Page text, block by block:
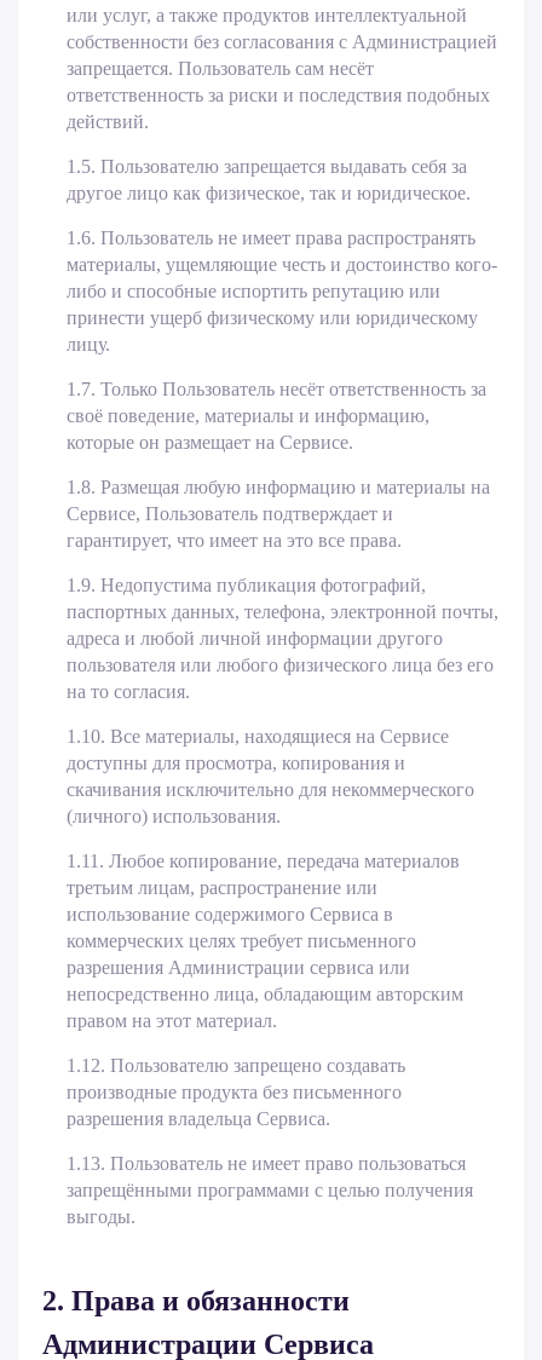
или услуг, а также продуктов интеллектуальной
собственности без согласования с Администрацией
запрещается. Пользователь сам несёт
ответственность за риски и последствия подобных
действий.
1.5. Пользователю запрещается выдавать себя за
другое лицо как физическое, так и юридическое.
1.6. Пользователь не имеет права распространять
материалы, ущемляющие честь и достоинство кого-
либо и способные испортить репутацию или
принести ущерб физическому или юридическому
лицу.
1.7. Только Пользователь несёт ответственность за
своё поведение, материалы и информацию,
которые он размещает на Сервисе.
1.8. Размещая любую информацию и материалы на
Сервисе, Пользователь подтверждает и
гарантирует, что имеет на это все права.
1.9. Недопустима публикация фотографий,
паспортных данных, телефона, электронной почты,
адреса и любой личной информации другого
пользователя или любого физического лица без его
на то согласия.
1.10. Все материалы, находящиеся на Сервисе
доступны для просмотра, копирования и
скачивания исключительно для некоммерческого
(личного) использования.
1.11. Любое копирование, передача материалов
третьим лицам, распространение или
использование содержимого Сервиса в
коммерческих целях требует письменного
разрешения Администрации сервиса или
непосредственно лица, обладающим авторским
правом на этот материал.
1.12. Пользователю запрещено создавать
производные продукта без письменного
разрешения владельца Сервиса.
1.13. Пользователь не имеет право пользоваться
запрещёнными программами с целью получения
выгоды.
2. Права и обязанности
Администрации Сервиса